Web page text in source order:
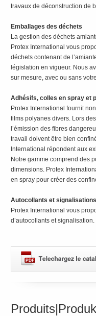
travaux de déconstruction de
Emballages des déchets
La gestion des déchets
Protex International vous
déchets contenant de
législation en vigueur. Nous
sur mesure, avec ou sans
Adhésifs, colles en spray et
Protex International fournit
films polyanes divers. Lors
l’émission des fibres
travail doivent être bien
International répondent aux
Notre gamme comprend des
dimensions. Protex
en spray pour créer des
Autocollants et signalisations
Protex International vous
d’autocollants et signalisation.